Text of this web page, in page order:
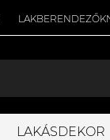
LAKÁSDEKOR